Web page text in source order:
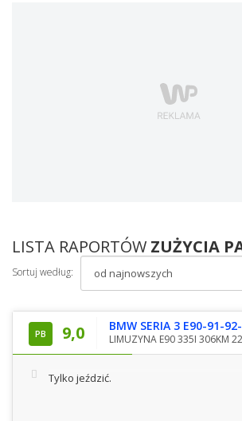
LISTA RAPORTÓW ZUŻYCIA
Sortuj według:
PB 9,0 BMW SERIA 3 E90-91-
LIMUZYNA E90 335I 306KM
Tylko jeździć.